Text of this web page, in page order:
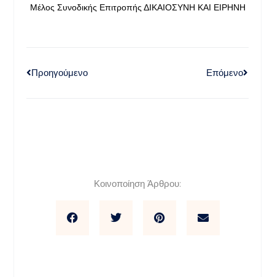
Μέλος Συνοδικής Επιτροπής ΔΙΚΑΙΟΣΥΝΗ ΚΑΙ ΕΙΡΗΝΗ
Προηγούμενο Επόμενο
Κοινοποίηση Άρθρου: